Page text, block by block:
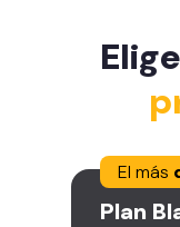
Elige
El más
Plan